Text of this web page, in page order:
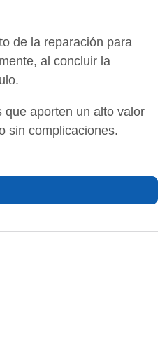
de la reparación para
al concluir la
que aporten un alto valor
sin complicaciones.